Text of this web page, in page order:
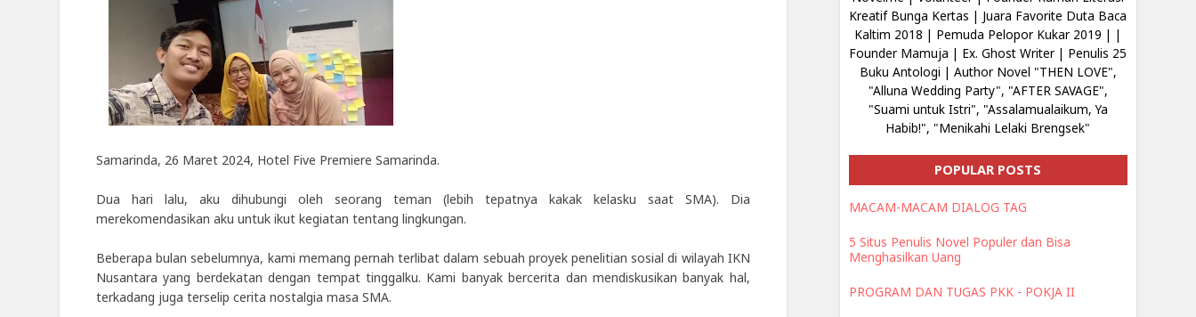
Samarinda, 26 Maret 2024, Hotel Five Premiere Samarinda.
Dua hari lalu, aku dihubungi oleh seorang teman (lebih tepatnya kakak kelasku saat SMA). Dia
merekomendasikan aku untuk ikut kegiatan tentang lingkungan.
Beberapa bulan sebelumnya, kami memang pernah terlibat dalam sebuah proyek penelitian sosial di wilayah IKN
Nusantara yang berdekatan dengan tempat tinggalku. Kami banyak bercerita dan mendiskusikan banyak hal,
terkadang juga terselip cerita nostalgia masa SMA.
Kreatif Bunga Kertas | Juara Favorite Duta Baca
Kaltim 2018 | Pemuda Pelopor Kukar 2019 | |
Founder Mamuja | Ex. Ghost Writer | Penulis 25
Buku Antologi | Author Novel "THEN LOVE",
"Alluna Wedding Party", "AFTER SAVAGE",
"Suami untuk Istri", "Assalamualaikum, Ya
Habib!", "Menikahi Lelaki Brengsek"
POPULAR POSTS
MACAM-MACAM DIALOG TAG
5 Situs Penulis Novel Populer dan Bisa
Menghasilkan Uang
PROGRAM DAN TUGAS PKK - POKJA II